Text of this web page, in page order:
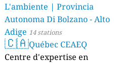
L'ambiente | Provincia
Autonoma Di Bolzano - Alto
Adige 14 stations
🇨🇦Québec CEAEQ
Centre d'expertise en